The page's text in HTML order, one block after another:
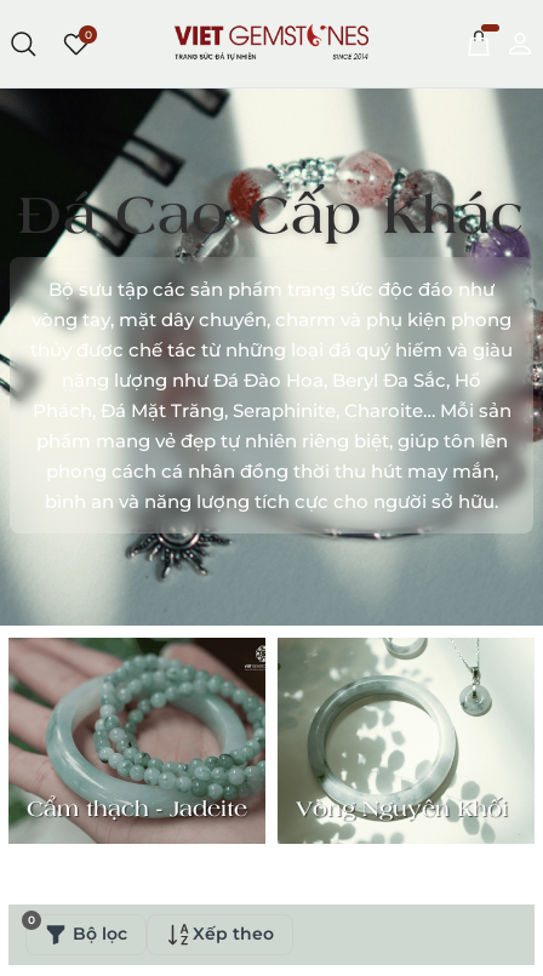
0
Đá Cao Cấp Khác
Bộ sưu tập các sản phẩm trang sức độc đáo như
vòng tay, mặt dây chuyền, charm và phụ kiện phong
thủy được chế tác từ những loại đá quý hiếm và giàu
năng lượng như Đá Đào Hoa, Beryl Đa Sắc, Hổ
Phách, Đá Mặt Trăng, Seraphinite, Charoite… Mỗi sản
phẩm mang vẻ đẹp tự nhiên riêng biệt, giúp tôn lên
phong cách cá nhân đồng thời thu hút may mắn,
bình an và năng lượng tích cực cho người sở hữu.
Cẩm thạch - Jadeite Vòng Nguyên Khối
Bộ lọc
0
Xếp theo